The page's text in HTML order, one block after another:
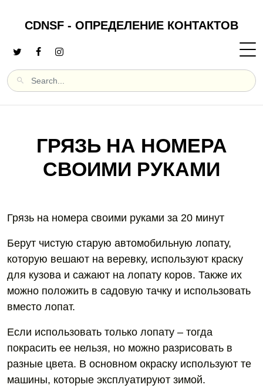
CDNSF - ОПРЕДЕЛЕНИЕ КОНТАКТОВ
ГРЯЗЬ НА НОМЕРА
СВОИМИ РУКАМИ
Грязь на номера своими руками за 20 минут
Берут чистую старую автомобильную лопату,
которую вешают на веревку, используют краску
для кузова и сажают на лопату коров. Также их
можно положить в садовую тачку и использовать
вместо лопат.
Если использовать только лопату – тогда
покрасить ее нельзя, но можно разрисовать в
разные цвета. В основном окраску используют те
машины, которые эксплуатируют зимой.